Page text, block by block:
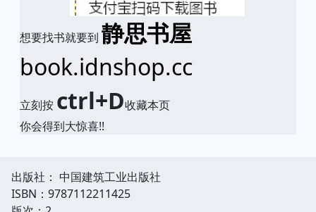
想要找书就要到 静思书屋
book.idnshop.cc
立刻按 ctrl+D收藏本页
你会得到大惊喜!!
出版社： 中国建筑工业出版社
ISBN：9787112211425